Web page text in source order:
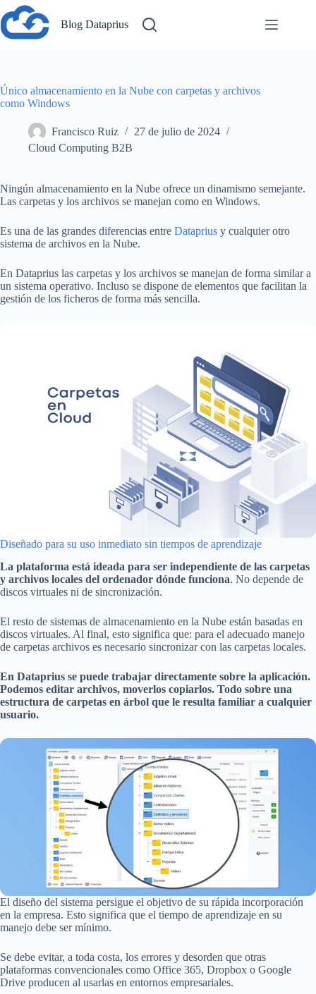
Saltar
al
contenido
Blog Dataprius
Único almacenamiento en la Nube con carpetas y archivos
como Windows
Francisco Ruiz
27 de julio de 2024
Cloud Computing B2B
Ningún almacenamiento en la Nube ofrece un dinamismo semejante.
Las carpetas y los archivos se manejan como en Windows.
Es una de las grandes diferencias entre Dataprius y cualquier otro
sistema de archivos en la Nube.
En Dataprius las carpetas y los archivos se manejan de forma similar a
un sistema operativo. Incluso se dispone de elementos que facilitan la
gestión de los ficheros de forma más sencilla.
Diseñado para su uso inmediato sin tiempos de aprendizaje
La plataforma está ideada para ser independiente de las carpetas
y archivos locales del ordenador dónde funciona. No depende de
discos virtuales ni de sincronización.
El resto de sistemas de almacenamiento en la Nube están basadas en
discos virtuales. Al final, esto significa que: para el adecuado manejo
de carpetas archivos es necesario sincronizar con las carpetas locales.
En Dataprius se puede trabajar directamente sobre la aplicación.
Podemos editar archivos, moverlos copiarlos. Todo sobre una
estructura de carpetas en árbol que le resulta familiar a cualquier
usuario.
El diseño del sistema persigue el objetivo de su rápida incorporación
en la empresa. Esto significa que el tiempo de aprendizaje en su
manejo debe ser mínimo.
Se debe evitar, a toda costa, los errores y desorden que otras
plataformas convencionales como Office 365, Dropbox o Google
Drive producen al usarlas en entornos empresariales.